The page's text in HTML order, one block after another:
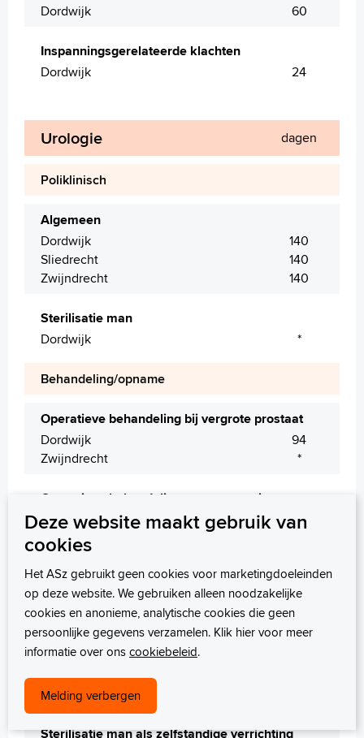
Dordwijk
60
Inspanningsgerelateerde klachten
Dordwijk
24
Urologie dagen
Poliklinisch
Algemeen
Dordwijk
140
Sliedrecht
140
Zwijndrecht
140
Sterilisatie man
Dordwijk
*
Behandeling/opname
Operatieve behandeling bij vergrote prostaat
Dordwijk
94
Zwijndrecht
*
Operatieve behandeling prostaatcarcinoom
Dordwijk
*
Zwijndrecht
Operatieve behandeling urine-incontinentie
en/of blaasverzakking bij man
Dordwijk
Percutane niersteenverwijdering
Dordwijk
Zwijndrecht
Sterilisatie man als zelfstandige verrichting
Deze website maakt gebruik van
cookies
Het ASz gebruikt geen cookies voor marketingdoeleinden
op deze website. We gebruiken alleen noodzakelijke
cookies en anonieme, analytische cookies die geen
persoonlijke gegevens verzamelen. Klik hier voor meer
informatie over onscookiebeleid.
Melding verbergen